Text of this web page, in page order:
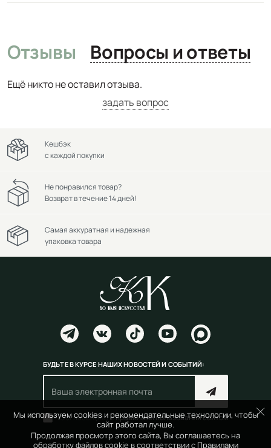
Отзывы Вопросы и ответы
Ещё никто не оставил отзыва.
задать вопрос
Мы используем cookies и рекомендательные технологии, чтобы
сайт работал лучше.
Продолжая просмотр этого сайта, Вы соглашаетесь на
обработку файлов cookie в соответствии с Правилами
Кешбэк
с каждой покупки
Не понравился товар?
Возврат в течение 14 дней!
Самая аккуратная и надежная
упаковка товара
БУДЬТЕ В КУРСЕ НАШИХ НОВОСТЕЙ И СОБЫТИЙ:
Согласен(на) справилами пользования сайтом